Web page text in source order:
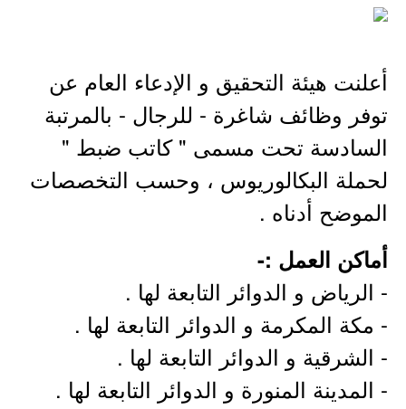
أعلنت هيئة التحقيق و الإدعاء العام عن
توفر وظائف شاغرة - للرجال - بالمرتبة
السادسة تحت مسمى " كاتب ضبط "
لحملة البكالوريوس ، وحسب التخصصات
الموضح أدناه .
أماكن العمل :-
- الرياض و الدوائر التابعة لها .
- مكة المكرمة و الدوائر التابعة لها .
- الشرقية و الدوائر التابعة لها .
- المدينة المنورة و الدوائر التابعة لها .